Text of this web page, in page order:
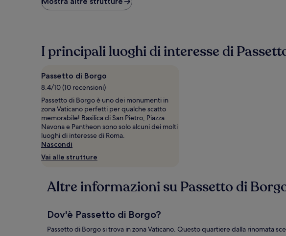
più
ore,
un
soggiorno
di
1
notte
per
2
adulti.
Prezzi
e
cambiare.
Potrebbero
previste
condizioni
aggiuntive.
I principali luoghi di interesse di
Passetto di Borgo
8.4/10 (10 recensioni)
Passetto di Borgo è uno dei monumenti in
zona Vaticano perfetti per qualche scatto
memorabile! Basilica di San Pietro, Piazza
Navona e Pantheon sono solo alcuni dei molti
luoghi di interesse di Roma.
Nascondi
Vai alle strutture
Altre informazioni su Passetto di
Dov'è Passetto di Borgo?
Passetto di Borgo si trova in zona Vaticano. Questo quartiere dalla rinomata